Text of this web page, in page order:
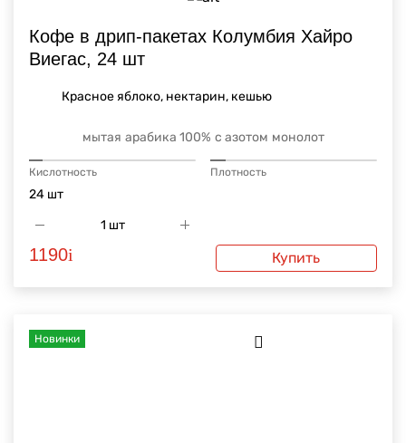
Кофе в дрип-пакетах Колумбия Хайро
Виегас, 24 шт
Красное яблоко, нектарин, кешью
мытая арабика 100% с азотом монолот
Кислотность Плотность
24 шт
1190i Купить
Новинки